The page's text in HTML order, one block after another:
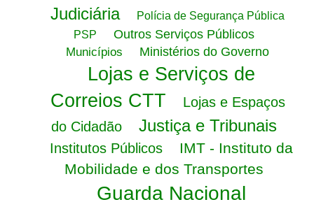
Judiciária
Polícia de Segurança Pública
PSP
Outros Serviços Públicos
Municípios Ministérios do Governo
Lojas e Serviços de
Correios CTT
Lojas e Espaços
do Cidadão
Justiça e Tribunais
Institutos Públicos
IMT - Instituto da
Mobilidade e dos Transportes
Guarda Nacional